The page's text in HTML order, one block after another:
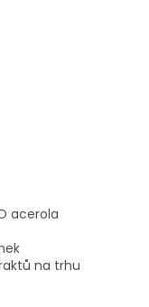
acerola
na trhu